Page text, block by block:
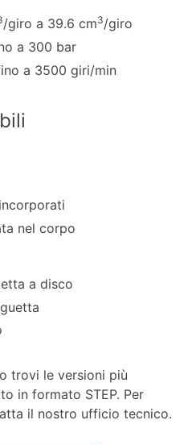
/giro a 39.6 cm3/giro
a 300 bar
a 3500 giri/min
nel corpo
a disco
trovi le versioni più
in formato STEP. Per
il nostro ufficio tecnico.